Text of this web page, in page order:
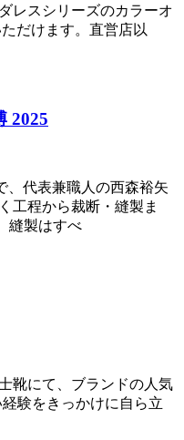
レスシリーズのカラーオ
だけます。直営店以
2025
、代表兼職人の西森裕矢
工程から裁断・縫製ま
縫製はすべ
靴にて、ブランドの人気
験をきっかけに自ら立